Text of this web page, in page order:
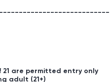
are permitted entry only
adult (21+)